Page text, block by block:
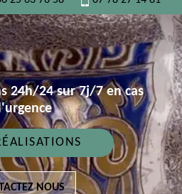
24h/24 sur 7j/7 en cas
NOUS